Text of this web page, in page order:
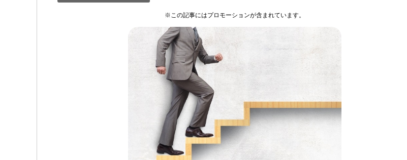
※この記事にはプロモーションが含まれています。